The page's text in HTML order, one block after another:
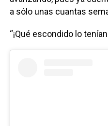
a sólo unas cuantas
“¡Qué escondido lo